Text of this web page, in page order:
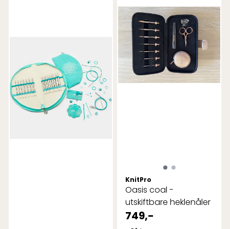
KnitPro
Oasis coal -
utskiftbare heklenåler
749,-